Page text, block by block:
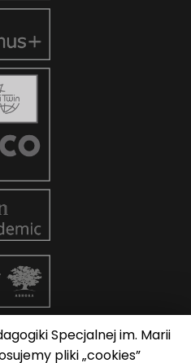
Specjalnej im. Marii
pliki „cookies”